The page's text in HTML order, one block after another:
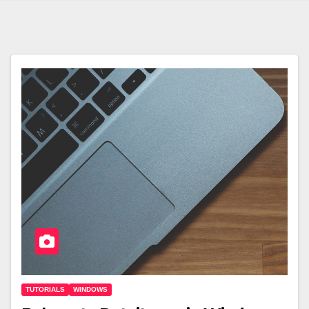
TUTORIALS WINDOWS